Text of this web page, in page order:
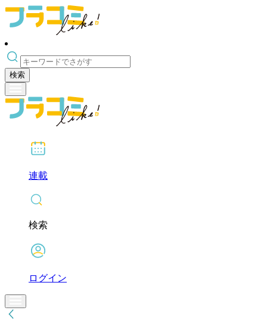
検索
連載
検索
ログイン